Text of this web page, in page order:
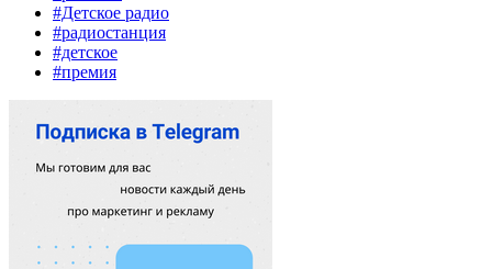
#Детское радио
#радиостанция
#детское
#премия